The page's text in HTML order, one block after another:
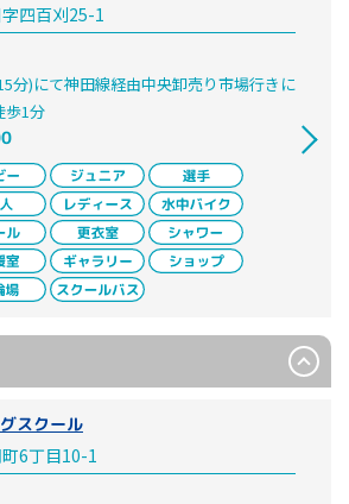
四百刈25-1
分)にて神田線経由中央卸売り市場行きに
歩1分
スクール
6丁目10-1